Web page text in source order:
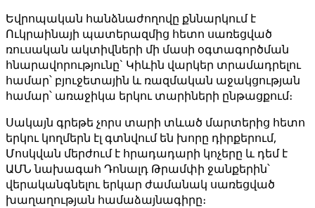
Եվրոպական հանձնաժողովը քննարկում է
Ուկրաինայի պատերազմից հետո սառեցված
ռուսական ակտիվների մի մասի օգտագործման
հնարավորությունը` Կիևին վարկեր տրամադրելու
համար՝ բյուջետային և ռազմական աջակցության
համար՝ առաջիկա երկու տարիների ընթացքում։
Սակայն գրեթե չորս տարի տևած մարտերից հետո
երկու կողմերն էլ գտնվում են խորը դիրքերում,
Մոսկվան մերժում է հրադադարի կոչերը և դեմ է
ԱՄՆ նախագահ Դոնալդ Թրամփի ջանքերին՝
վերականգնելու երկար ժամանակ սառեցված
խաղաղության համաձայնագիրը։